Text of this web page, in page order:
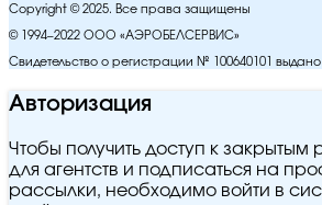
Copyright © 2025. Все права защищены
© 1994–2022 ООО «АЭРОБЕЛСЕРВИС»
Свидетельство о регистрации № 100640101 выдано
Авторизация
Чтобы получить доступ к закрытым
для агентств и подписаться на
рассылки, необходимо войти в